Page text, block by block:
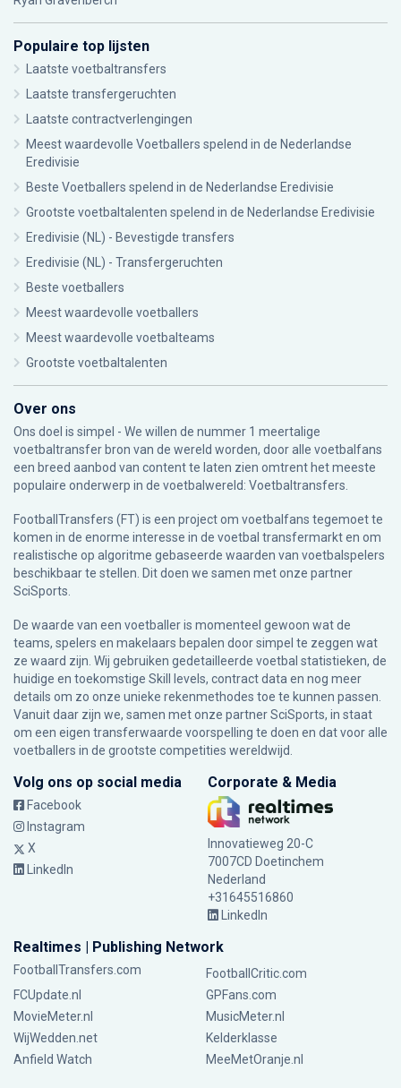
Populaire top lijsten
Laatste voetbaltransfers
Laatste transfergeruchten
Laatste contractverlengingen
Meest waardevolle Voetballers spelend in de Nederlandse
Eredivisie
Beste Voetballers spelend in de Nederlandse Eredivisie
Grootste voetbaltalenten spelend in de Nederlandse Eredivisie
Eredivisie (NL) - Bevestigde transfers
Eredivisie (NL) - Transfergeruchten
Beste voetballers
Meest waardevolle voetballers
Meest waardevolle voetbalteams
Grootste voetbaltalenten
Over ons
Ons doel is simpel - We willen de nummer 1 meertalige
voetbaltransfer bron van de wereld worden, door alle voetbalfans
een breed aanbod van content te laten zien omtrent het meeste
populaire onderwerp in de voetbalwereld: Voetbaltransfers.
FootballTransfers (FT) is een project om voetbalfans tegemoet te
komen in de enorme interesse in de voetbal transfermarkt en om
realistische op algoritme gebaseerde waarden van voetbalspelers
beschikbaar te stellen. Dit doen we samen met onze partner
SciSports
De waarde van een voetballer is momenteel gewoon wat de
teams, spelers en makelaars bepalen door simpel te zeggen wat
ze waard zijn. Wij gebruiken gedetailleerde voetbal statistieken, de
huidige en toekomstige Skill levels, contract data en nog meer
details om zo onze unieke rekenmethodes toe te kunnen passen.
Vanuit daar zijn we, samen met onze partner SciSports, in staat
om een eigen transferwaarde voorspelling te doen en dat voor alle
voetballers in de grootste competities wereldwijd.
Volg ons op social media
Facebook
Instagram
X
LinkedIn
Corporate & Media
Innovatieweg 20-C
7007CD Doetinchem
Nederland
+31645516860
LinkedIn
Realtimes | Publishing Network
FootballTransfers.com
FootballCritic.com
FCUpdate.nl
GPFans.com
MovieMeter.nl
MusicMeter.nl
WijWedden.net
Kelderklasse
Anfield Watch
MeeMetOranje.nl